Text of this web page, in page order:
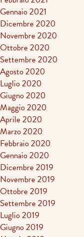
Gennaio 2021
Dicembre 2020
Novembre 2020
Ottobre 2020
Settembre 2020
Agosto 2020
Luglio 2020
Giugno 2020
Maggio 2020
Aprile 2020
Marzo 2020
Febbraio 2020
Gennaio 2020
Dicembre 2019
Novembre 2019
Ottobre 2019
Settembre 2019
Luglio 2019
Giugno 2019